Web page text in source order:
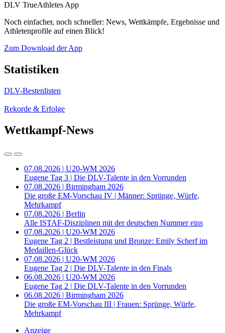
DLV TrueAthletes App
Noch einfacher, noch schneller: News, Wettkämpfe, Ergebnisse und
Athletenprofile auf einen Blick!
Zum Download der App
Statistiken
DLV-Bestenlisten
Rekorde & Erfolge
Wettkampf-News
07.08.2026 | U20-WM 2026
Eugene Tag 3 | Die DLV-Talente in den Vorrunden
07.08.2026 | Birmingham 2026
Die große EM-Vorschau IV | Männer: Sprünge, Würfe,
Mehrkampf
07.08.2026 | Berlin
Alle ISTAF-Disziplinen mit der deutschen Nummer eins
07.08.2026 | U20-WM 2026
Eugene Tag 2 | Bestleistung und Bronze: Emily Scherf im
Medaillen-Glück
07.08.2026 | U20-WM 2026
Eugene Tag 2 | Die DLV-Talente in den Finals
06.08.2026 | U20-WM 2026
Eugene Tag 2 | Die DLV-Talente in den Vorrunden
06.08.2026 | Birmingham 2026
Die große EM-Vorschau III | Frauen: Sprünge, Würfe,
Mehrkampf
Anzeige